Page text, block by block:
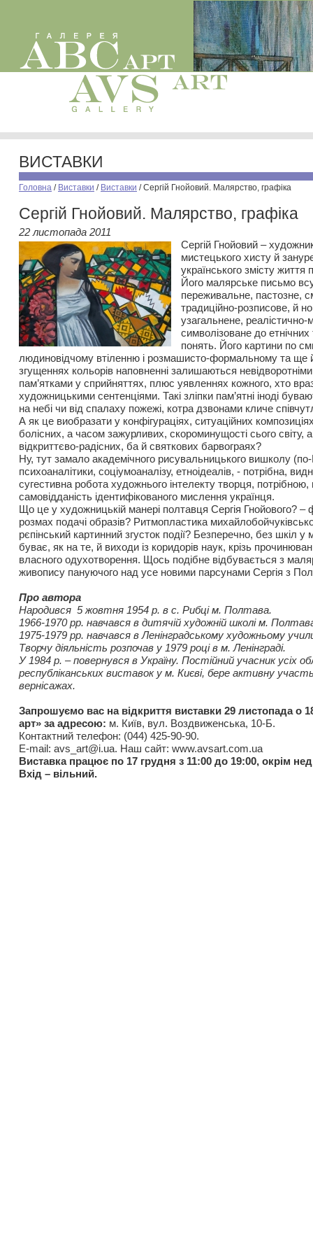
ВИСТАВКИ
Головна / Виставки / Виставки /Сергій Гнойовий. Малярство, графіка
Сергій Гнойовий. Малярство, графіка
22 листопада 2011
Сергій Гнойовий –
мистецького хисту й
українського змісту життя
Його малярське письмо
переживальне, пастозне,
традиційно-розписове, й
узагальнене,
символізоване до
понять. Його картини по
людиновідчому втіленню і розмашисто-формальному та ще
згущеннях кольорів наповненні залишаються
пам’ятками у сприйняттях, плюс уявленнях кожного, хто
художницькими сентенціями. Такі зліпки пам’ятні іноді
на небі чи від спалаху пожежі, котра дзвонами кличе
А як це виобразати у конфігураціях, ситуаційних
болісних, а часом зажурливих, скороминущості сього світу,
відкриттєво-радісних, ба й святкових барвограях?
Ну, тут замало академічного рисувальницького вишколу
психоаналітики, соціумоаналізу, етноідеалів, - потрібна,
сугестивна робота художнього інтелекту творця,
самовідданість ідентифікованого мислення українця.
Що це у художницькій манері полтавця Сергія Гнойового? –
розмах подачі образів? Ритмопластика
рєпінський картинний згусток події? Безперечно, без шкіл у
буває, як на те, й виходи із коридорів наук, крізь
власного одухотворення. Щось подібне відбувається з
живопису пануючого над усе новими парсунами Сергія з
Про автора
Народився 5 жовтня 1954 р. в с. Рибці м. Полтава.
1966-1970 рр. навчався в дитячій художній школі м.
1975-1979 рр. навчався в Ленінградському художньому
Творчу діяльність розпочав у 1979 році в м. Ленінграді.
У 1984 р. – повернувся в Україну. Постійний учасник усіх
республіканських виставок у м. Києві, бере активну
вернісажах.
Запрошуємо вас на відкриття виставки 29 листопада о
арт» за адресою: м. Київ, вул. Воздвиженська, 10-Б.
Контактний телефон: (044) 425-90-90.
E-mail: avs_art@i.ua. Наш сайт: www.avsart.com.ua
Виставка працює по 17 грудня з 11:00 до 19:00, окрім
Вхід – вільний.